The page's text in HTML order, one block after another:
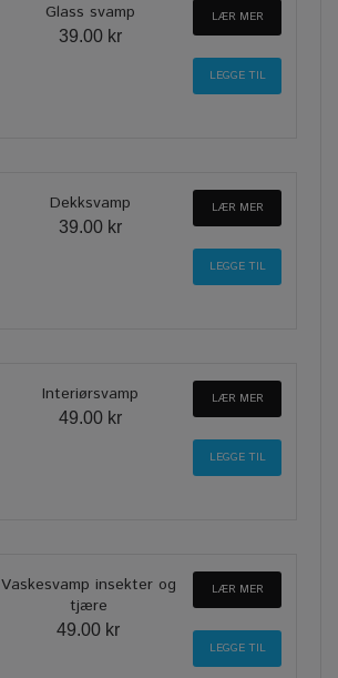
Glass svamp
39.00 kr
LÆR MER
Dekksvamp
39.00 kr
LÆR MER
Interiørsvamp
49.00 kr
LÆR MER
Vaskesvamp insekter og
tjære
49.00 kr
LÆR MER